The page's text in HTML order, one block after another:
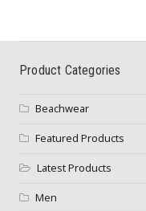
Product Categories
Beachwear
Featured Products
Latest Products
Men